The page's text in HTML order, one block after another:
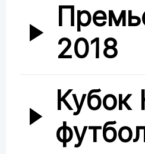
2018
Кубок